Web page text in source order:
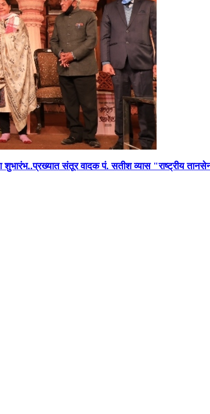
शुभारंभ..प्रख्यात संतूर वादक पं. सतीश व्यास "राष्ट्रीय